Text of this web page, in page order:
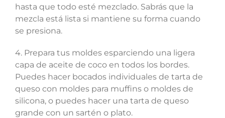
hasta que todo esté mezclado. Sabrás que la
mezcla está lista si mantiene su forma cuando
se presiona.
4. Prepara tus moldes esparciendo una ligera
capa de aceite de coco en todos los bordes.
Puedes hacer bocados individuales de tarta de
queso con moldes para muffins o moldes de
silicona, o puedes hacer una tarta de queso
grande con un sartén o plato.